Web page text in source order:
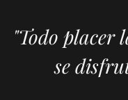
"Todo placer
se